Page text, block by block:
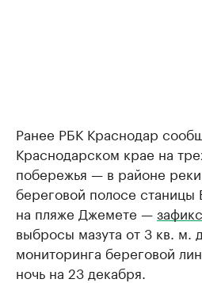
Ранее РБК Краснодар
Краснодарском крае на
побережья — в районе
береговой полосе станицы
на пляже Джемете —
выбросы мазута от 3 кв. м.
мониторинга береговой
ночь на 23 декабря.